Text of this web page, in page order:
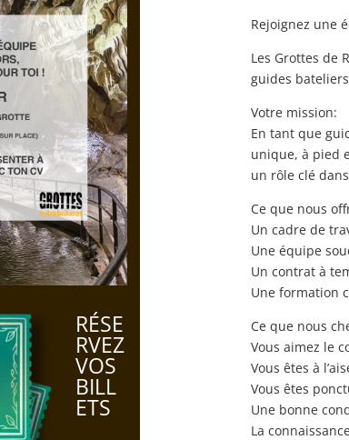
RÉSE
RVEZ
VOS
BILL
ETS
Rejoignez une
Les Grottes de
guides
Votre mission:
En tant que
unique, à pied
un rôle clé
Ce que nous
Un cadre de
Une équipe
Un contrat à
Une formation
Ce que nous
Vous aimez le
Vous êtes à
Vous êtes
Une bonne
La